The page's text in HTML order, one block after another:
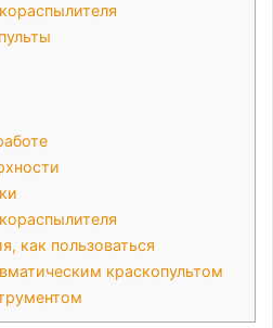
как пользоваться
краскопультом